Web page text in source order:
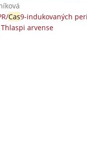
Cas9-indukovaných
arvense